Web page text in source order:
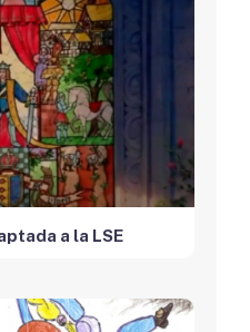
a la LSE